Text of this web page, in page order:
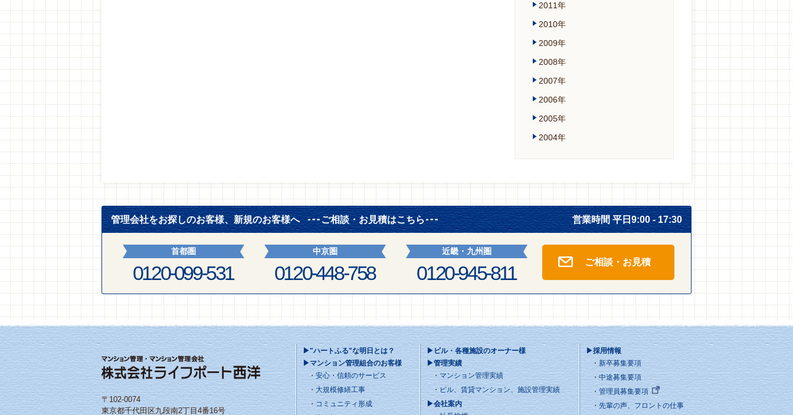
2011年
2010年
2009年
2008年
2007年
2006年
2005年
2004年
管理会社をお探しのお客様、新規のお客様へ ご相談・お見積はこちら 営業時間 平日9:00 - 17:30
首都圏
0120-099-531
中京圏
0120-448-758
近畿・九州圏
0120-945-811 ご相談・お見積
〒102-0074
東京都千代田区九段南2丁目4番16号
▶"ハートふる"な明日とは？
▶マンション管理組合のお客様
安心・信頼のサービス
大規模修繕工事
コミュニティ形成
▶ビル・各種施設のオーナー様
▶管理実績
マンション管理実績
ビル、賃貸マンション、施設管理実績
▶会社案内
▶採用情報
新卒募集要項
中途募集要項
管理員募集要項
先輩の声、フロントの仕事